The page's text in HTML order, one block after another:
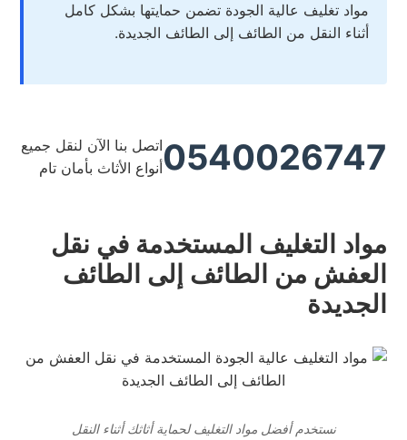
مواد تغليف عالية الجودة تضمن حمايتها بشكل كامل
أثناء النقل من الطائف إلى الطائف الجديدة.
0540026747اتصل بنا الآن لنقل جميع
أنواع الأثاث بأمان تام
مواد التغليف المستخدمة في نقل
العفش من الطائف إلى الطائف
الجديدة
نستخدم أفضل مواد التغليف لحماية أثاثك أثناء النقل